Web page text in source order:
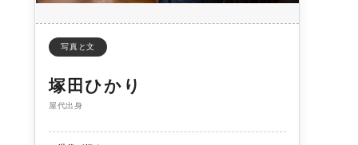
写真と文
塚田ひかり
屋代出身